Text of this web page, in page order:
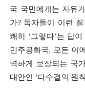
국 국민에게는 자유
가? 독자들이 이런
쾌히 ‘그렇다’는 답이
민주공화국, 모든 이
벽하게 보장되는 국
대안인 ‘다수결의 원칙